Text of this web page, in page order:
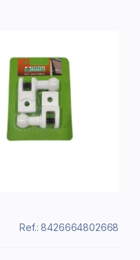
Ref.: 8426664802668